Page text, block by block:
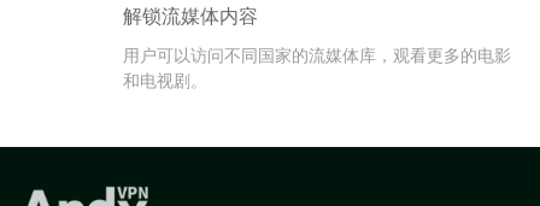
解锁流媒体内容
用户可以访问不同国家的流媒体库，观看更多的电影
和电视剧。